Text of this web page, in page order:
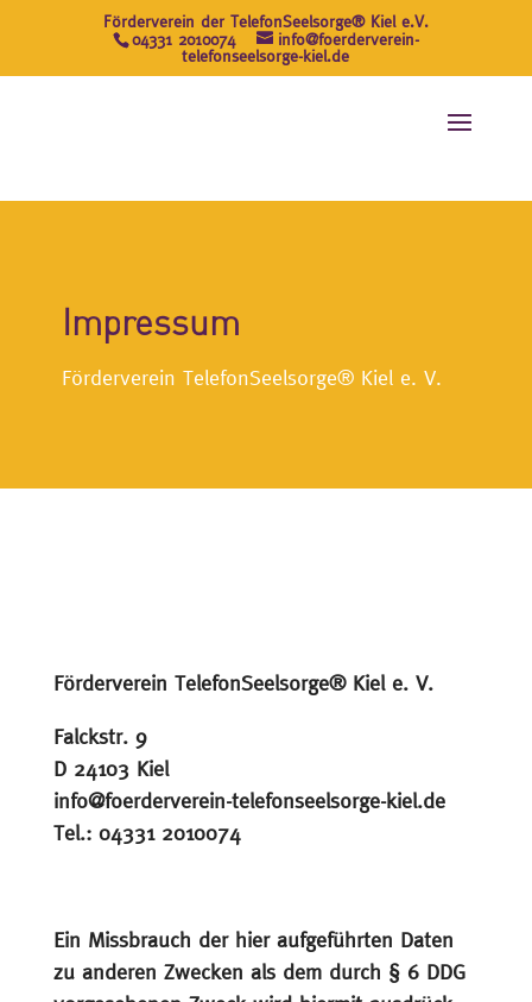
Skip to contentFörderverein der TelefonSeelsorge® Kiel e.V.
04331 2010074
info@foerderverein-
telefonseelsorge-kiel.de
Impressum
Förder­verein Telefon­Seelsorge® Kiel e. V.
Förder­verein Telefon­Seelsorge® Kiel e. V.
Falckstr. 9
D 24103 Kiel
info@foerderverein-telefonseelsorge-kiel.de
Tel.: 04331 2010074
Ein Missbrauch der hier aufge­führten Daten
zu anderen Zwecken als dem durch § 6 DDG